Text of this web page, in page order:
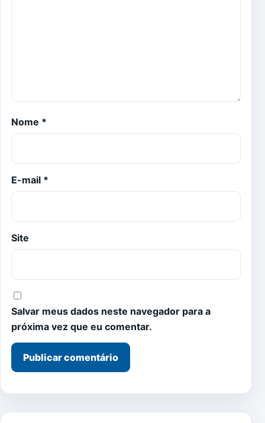
Nome *
E-mail *
Site
Salvar meus dados neste navegador para a
próxima vez que eu comentar.